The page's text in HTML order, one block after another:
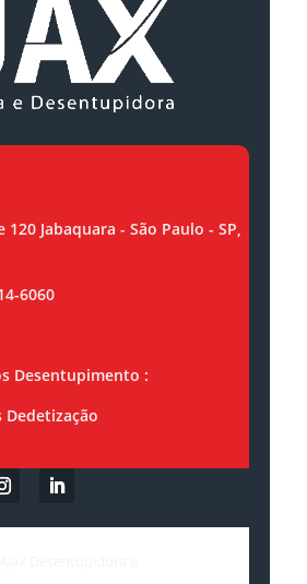
Jabaquara - São Paulo - SP,
6060
Desentupimento :